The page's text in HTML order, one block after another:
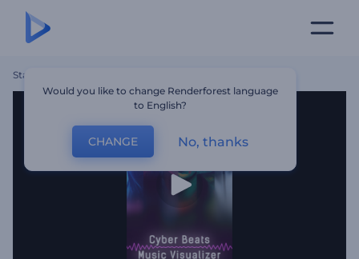
Startseite
Would you like to change Renderforest language
to English?
CHANGE No, thanks